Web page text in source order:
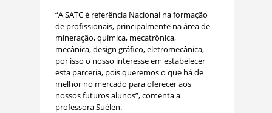
“A SATC é referência Nacional na formação
de profissionais, principalmente na área de
mineração, química, mecatrônica,
mecânica, design gráfico, eletromecânica,
por isso o nosso interesse em estabelecer
esta parceria, pois queremos o que há de
melhor no mercado para oferecer aos
nossos futuros alunos”, comenta a
professora Suélen.